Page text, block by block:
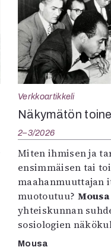
Verkkoartikkeli
Näkymätön
2–3/2026
Miten ihmisen ja
ensimmäisen tai
maahanmuuttajan
muotoutuu? Mousa
yhteiskunnan
sosiologien
Mousa